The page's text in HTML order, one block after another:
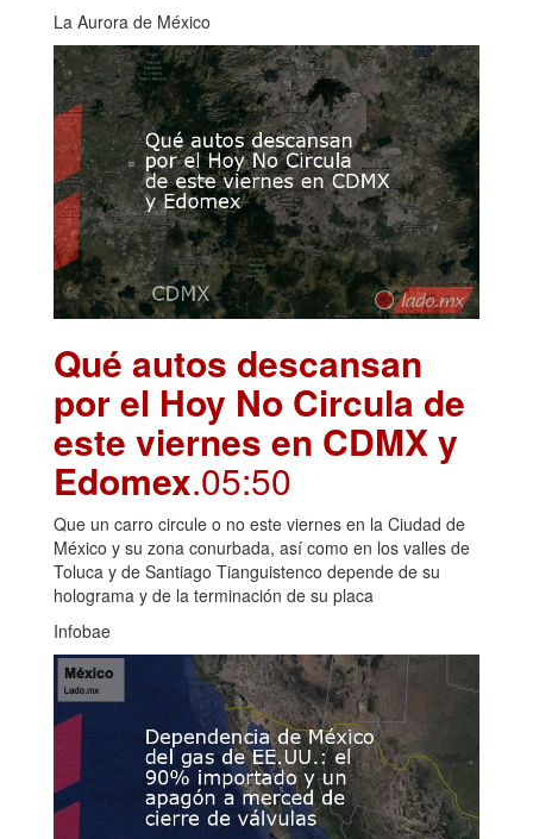
La Aurora de México
Qué autos descansan
por el Hoy No Circula de
este viernes en CDMX y
Edomex.05:50
Que un carro circule o no este viernes en la Ciudad de
México y su zona conurbada, así como en los valles de
Toluca y de Santiago Tianguistenco depende de su
holograma y de la terminación de su placa
Infobae